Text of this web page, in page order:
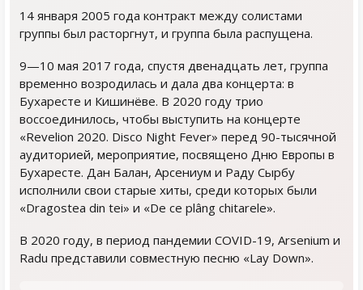
14 января 2005 года контракт между солистами
группы был расторгнут, и группа была распущена.
9—10 мая 2017 года, спустя двенадцать лет, группа
временно возродилась и дала два концерта: в
Бухаресте и Кишинёве. В 2020 году трио
воссоединилось, чтобы выступить на концерте
«Revelion 2020. Disco Night Fever» перед 90-тысячной
аудиторией, мероприятие, посвящено Дню Европы в
Бухаресте. Дан Балан, Арсениум и Раду Сырбу
исполнили свои старые хиты, среди которых были
«Dragostea din tei» и «De ce plâng chitarele».
В 2020 году, в период пандемии COVID-19, Arsenium и
Radu представили совместную песню «Lay Down».